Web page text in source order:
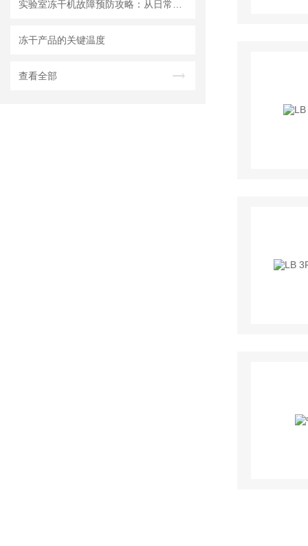
冻干产品的关键温度
查看全部